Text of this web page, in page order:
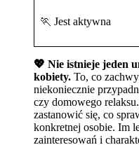
🏃 Jest aktywna
💖 Nie istnieje jeden
kobiety. To, co
niekoniecznie
czy domowego
zastanowić się, co
konkretnej osobie. Im
zainteresowań i